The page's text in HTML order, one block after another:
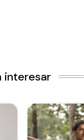
interesar